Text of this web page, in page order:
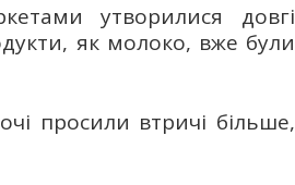
утворилися довгі
як молоко, вже були
просили втричі більше,